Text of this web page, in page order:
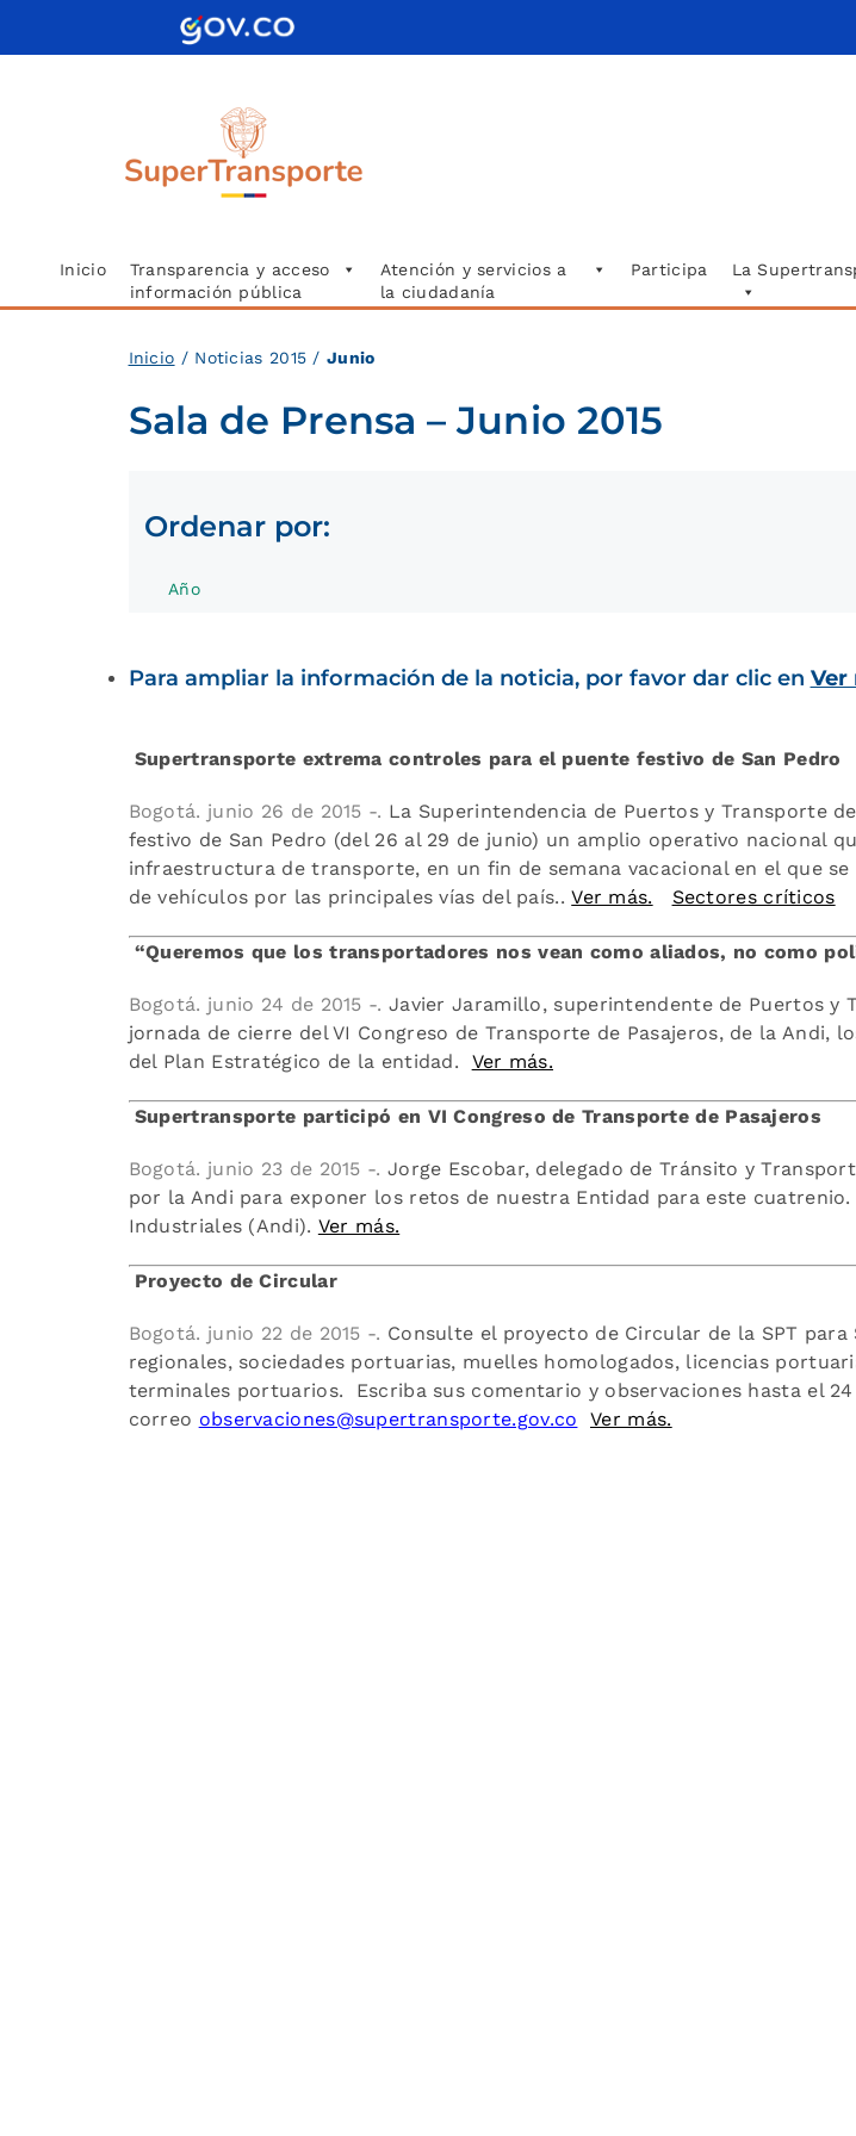
Inicio
Transparencia y acceso
información pública
Atención y servicios a
la ciudadanía
Participa La
Inicio / Noticias 2015 /Junio
Sala de Prensa – Junio 2015
Ordenar por:
Año
Para ampliar la información de la noticia, por favor dar clic en Ver
Supertransporte extrema controles para el puente festivo de San Pedro
Bogotá. junio 26 de 2015 -. La Superintendencia de Puertos y Transporte
festivo de San Pedro (del 26 al 29 de junio) un amplio operativo nacional
infraestructura de transporte, en un fin de semana vacacional en el que
de vehículos por las principales vías del país..Ver más. Sectores críticos
“Queremos que los transportadores nos vean como aliados, no como
Bogotá. junio 24 de 2015 -. Javier Jaramillo, superintendente de Puertos y
jornada de cierre del VI Congreso de Transporte de Pasajeros, de la Andi,
del Plan Estratégico de la entidad. Ver más.
Supertransporte participó en VI Congreso de Transporte de Pasajeros
Bogotá. junio 23 de 2015 -. Jorge Escobar, delegado de Tránsito y
por la Andi para exponer los retos de nuestra Entidad para este cuatrenio.
Industriales (Andi). Ver más.
Proyecto de Circular
Bogotá. junio 22 de 2015 -. Consulte el proyecto de Circular de la SPT para
regionales, sociedades portuarias, muelles homologados, licencias
terminales portuarios. Escriba sus comentario y observaciones hasta el 24
correo observaciones@supertransporte.gov.co Ver más.